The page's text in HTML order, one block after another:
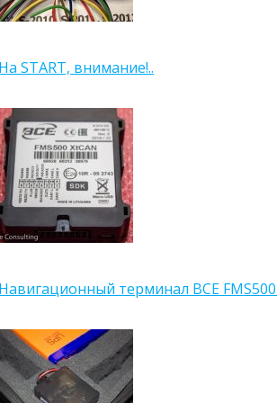
На START, внимание!..
Навигационный терминал BCE FMS500